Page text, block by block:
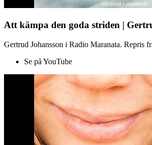
Att kämpa den goda striden |
Gertrud Johansson i Radio Maranata. Repris
Se på YouTube